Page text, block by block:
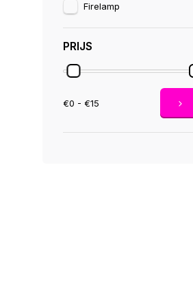
Firelamp
PRIJS
€0 - €15